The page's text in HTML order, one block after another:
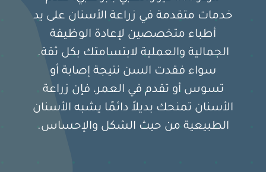
المدونة الطبية
آراء المرضى
خدمات متقدمة في زراعة الأسنان على يد
أطباء متخصصين لإعادة الوظيفة
الجمالية والعملية لابتسامتك بكل ثقة.
سواء فقدت السن نتيجة إصابة أو
تسوس أو تقدم في العمر، فإن زراعة
الأسنان تمنحك بديلاً دائمًا يشبه الأسنان
الطبيعية من حيث الشكل والإحساس.